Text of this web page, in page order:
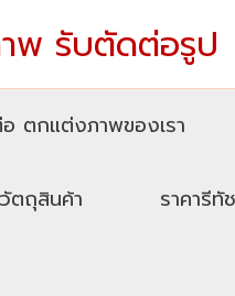
พ รับตัดต่อรูป
ตกแต่งภาพของเรา
ตถุสินค้า ราคารี